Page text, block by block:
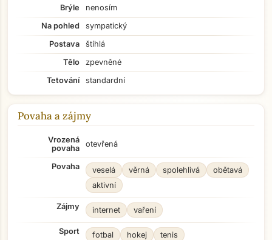
Brýle
nenosím
Na pohled
sympatický
Postava
štíhlá
Tělo
zpevněné
Tetování
standardní
Povaha a zájmy
Vrozená
povaha
otevřená
Povaha veselá věrná spolehlivá
obětavá
aktivní
Zájmy internet vaření
Sport fotbal hokej tenis